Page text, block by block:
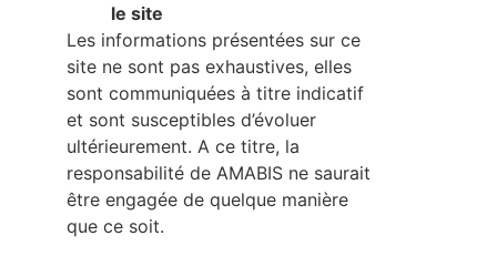
le site
Les informations présentées sur ce
site ne sont pas exhaustives, elles
sont communiquées à titre indicatif
et sont susceptibles d’évoluer
ultérieurement. A ce titre, la
responsabilité de AMABIS ne saurait
être engagée de quelque manière
que ce soit.